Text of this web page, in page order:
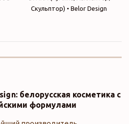
Скульптор) • Belor Design
: белорусская косметика с
формулами